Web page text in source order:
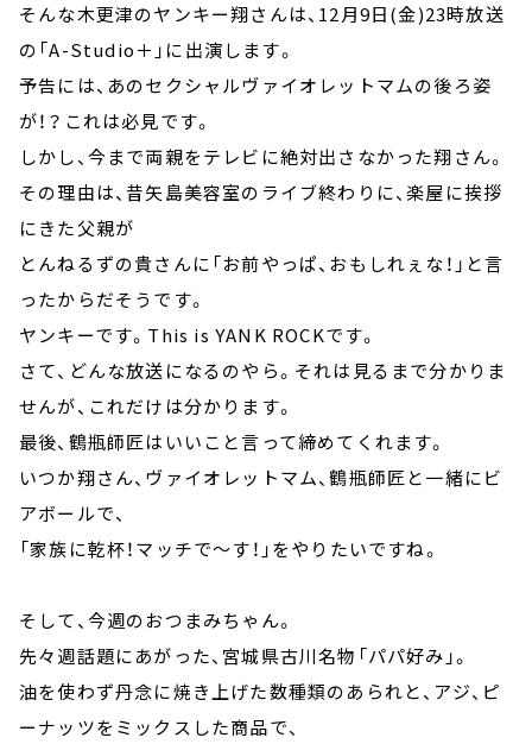
そんな木更津のヤンキー翔さんは、12月9日(金)23時放送
の「A-Studio＋」に出演します。
予告には、あのセクシャルヴァイオレットマムの後ろ姿
が！？これは必見です。
しかし、今まで両親をテレビに絶対出さなかった翔さん。
その理由は、昔矢島美容室のライブ終わりに、楽屋に挨拶
にきた父親が
とんねるずの貴さんに「お前やっぱ、おもしれぇな！」と言
ったからだそうです。
ヤンキーです。This is YANK ROCKです。
さて、どんな放送になるのやら。それは見るまで分かりま
せんが、これだけは分かります。
最後、鶴瓶師匠はいいこと言って締めてくれます。
いつか翔さん、ヴァイオレットマム、鶴瓶師匠と一緒にビ
アボールで、
「家族に乾杯！マッチで～す！」をやりたいですね。
そして、今週のおつまみちゃん。
先々週話題にあがった、宮城県古川名物「パパ好み」。
油を使わず丹念に焼き上げた数種類のあられと、アジ、ピ
ーナッツをミックスした商品で、